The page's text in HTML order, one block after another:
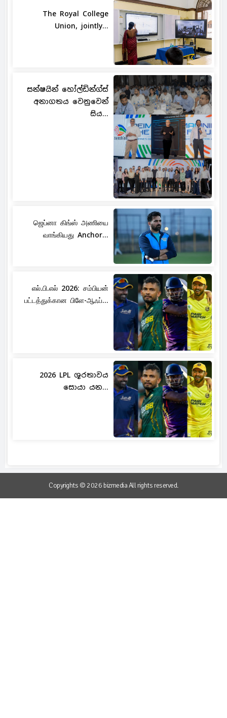
The Royal College
Union, jointly...
සන්ෂයින් හෝල්ඩින්ග්ස්
අනාගතය වෙනුවෙන්
සිය...
ஜெப்னா கிங்ஸ் அணியை
வாங்கியது Anchor...
எல்.பி.எல் 2026: சம்பியன்
பட்டத்துக்கான பிளே-ஆஃப்...
2026 LPL ශූරතාවය
සොයා යන...
Copyrights © 2026 bizmedia All rights reserved.